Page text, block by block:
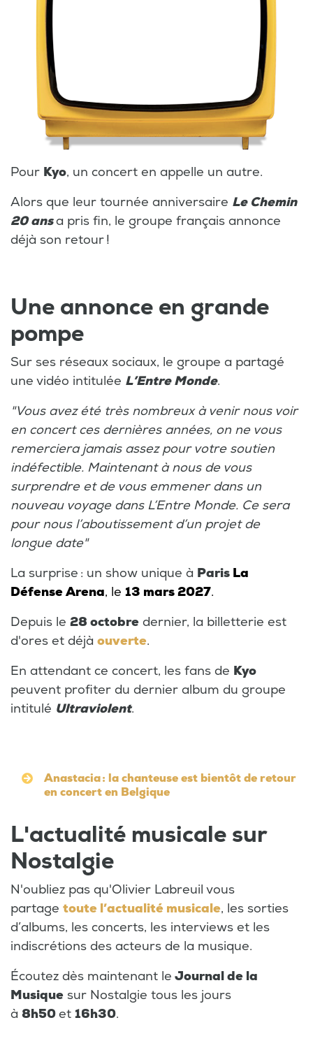
Pour Kyo, un concert en appelle un autre.
Alors que leur tournée anniversaire Le Chemin
20 ansa pris fin, le groupe français annonce
déjà son retour !
Une annonce en grande
pompe
Sur ses réseaux sociaux, le groupe a partagé
une vidéo intitulée L’Entre Monde.
"Vous avez été très nombreux à venir nous voir
en concert ces dernières années, on ne vous
remerciera jamais assez pour votre soutien
indéfectible. Maintenant à nous de vous
surprendre et de vous emmener dans un
nouveau voyage dans L’Entre Monde. Ce sera
pour nous l’aboutissement d’un projet de
longue date"
La surprise : un show unique à Paris La
Défense Arena, le 13 mars 2027.
Depuis le 28 octobre dernier, la billetterie est
d'ores et déjà ouverte.
En attendant ce concert, les fans de Kyo
peuvent profiter du dernier album du groupe
intitulé Ultraviolent.
Anastacia : la chanteuse est bientôt de retour
en concert en Belgique
L'actualité musicale sur
Nostalgie
N'oubliez pas qu'Olivier Labreuil vous
partage toute l’actualité musicale, les sorties
d’albums, les concerts, les interviews et les
indiscrétions des acteurs de la musique.
Écoutez dès maintenant le Journal de la
Musique sur Nostalgie tous les jours
à 8h50et 16h30.